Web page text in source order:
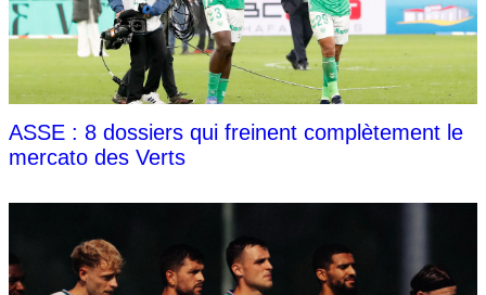
ASSE : 8 dossiers qui freinent complètement le
mercato des Verts